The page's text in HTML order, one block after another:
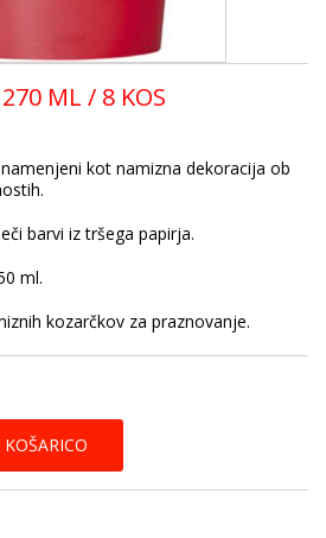
ML / 8 KOS
kot namizna dekoracija ob
barvi iz tršega papirja.
ml.
kozarčkov za praznovanje.